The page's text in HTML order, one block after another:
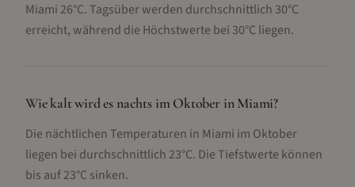
Miami 26°C. Tagsüber werden durchschnittlich 30°C
erreicht, während die Höchstwerte bei 30°C liegen.
Wie kalt wird es nachts im Oktober in Miami?
Die nächtlichen Temperaturen in Miami im Oktober
liegen bei durchschnittlich 23°C. Die Tiefstwerte können
bis auf 23°C sinken.